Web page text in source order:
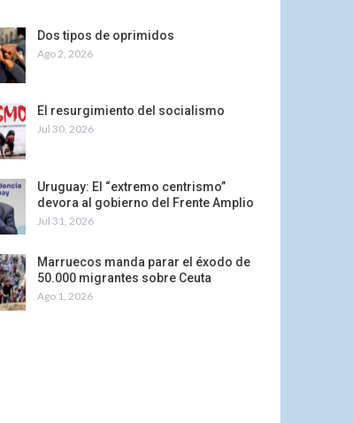
Dos tipos de oprimidos
Ago 2, 2026
El resurgimiento del socialismo
Jul 30, 2026
Uruguay: El “extremo centrismo”
devora al gobierno del Frente Amplio
Jul 31, 2026
Marruecos manda parar el éxodo de
50.000 migrantes sobre Ceuta
Ago 1, 2026